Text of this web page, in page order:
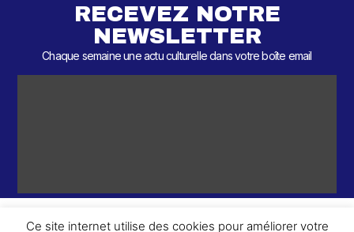
RECEVEZ NOTRE
NEWSLETTER
Chaque semaine une actu culturelle dans votre boîte email
Ce site internet utilise des cookies pour améliorer votre